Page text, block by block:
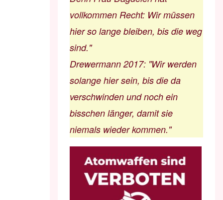
vollkommen Recht: Wir müssen
hier so lange bleiben, bis die weg
sind."
Drewermann 2017: "Wir werden
solange hier sein, bis die da
verschwinden und noch ein
bisschen länger, damit sie
niemals wieder kommen."